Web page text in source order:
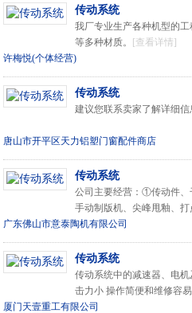
传动系统
我厂专业生产各种机型的
等多种材质。
[查看详情]
许梅悦(个体经营)
传动系统
建议您联系卖家了解详细信
唐山市开平区天力铝塑门窗配件商店
传动系统
公司主要经营：①传动件、
手动制版机、尖峰甩釉、
广东佛山市意泰陶机有限公司
传动系统
传动系统中的减速器、电
击力小 操作简便和维修容
厦门天壹重工有限公司